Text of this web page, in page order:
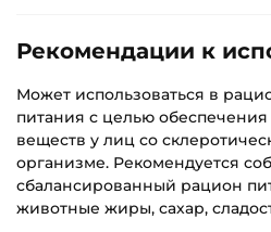
Рекомендации к
Может использоваться в
питания с целью
веществ у лиц со
организме. Рекомендуется
сбалансированный рацион
животные жиры, сахар,